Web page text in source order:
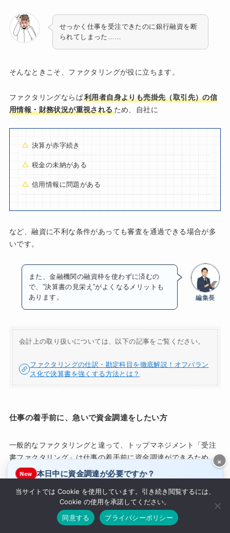
せっかく仕事を受注できたのに銀行融資を断
られてしまった……
そんなときこそ、ファクタリングが役に立ちます。
ファクタリングならば利用者自身よりも売掛先（取引先）の信
用情報・財務状況が重視されるため、自社に
決算が赤字続き
税金の未納がある
信用情報に問題がある
など、融資に不利な条件があっても審査を通過できる場合が多
いです。
編集長
また、金融機関の融資枠を使わずに済むの
で、”決算書の見栄え”がよくなるメリットも
あります。
会計上の取り扱いについては、以下の記事をご覧ください。
ファクタリングの仕訳・勘定科目を徹底解説！オフバラン
ス化で決算書を強くする方法とは？
仕事の着手前に、急いで資金調達をしたい方
一般的なファクタリングと違って、トップマネジメント「受注
書ファクタリング」は仕事の着手前に資金調達ができるため、
「資金が無いから仕事を受けられない」といった、とてももっ
ファクタリングは審査が簡易的でスピーディ
なところ
も大きな利点です。
当サイトでは Cookie を使用しています。引き続き閲覧するには、
Cookie の使用を承諾してください。
同意する
プライバシーポリシー
×
New 本日中に資金調達が必要ですか？
はい
ラボルで休日即日入金
いいえ
休み明けでお得なQuQuMo